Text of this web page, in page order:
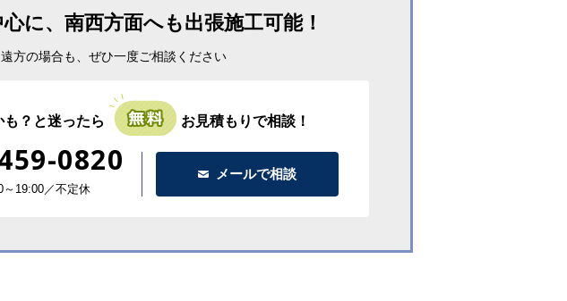
に、南西方面へも出張施工可能！
遠方の場合も、ぜひ一度ご相談ください
？と迷ったら お見積もりで相談！
0820
19:00／不定休
メールで相談